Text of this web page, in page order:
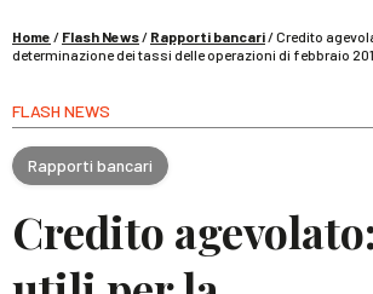
SCOPRI I DETTAGLI
Home / Flash News/ Rapporti bancari/Credito
determinazione dei tassi delle operazioni di febbraio
FLASH NEWS
Rapporti bancari
Credito